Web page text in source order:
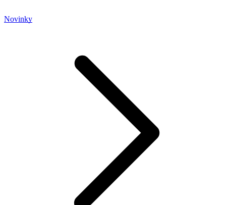
Novinky